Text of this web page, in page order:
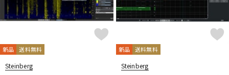
新品 送料無料
Steinberg
新品 送料無料
Steinberg